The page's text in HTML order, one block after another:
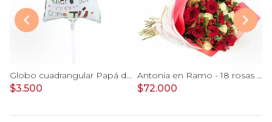
Globo cuadrangular Papá de Grande quiero ser como tú 22cm
$3.500
Antonia en Ramo - 18 rosas mix blanco y rojo con hypericum
$72.000